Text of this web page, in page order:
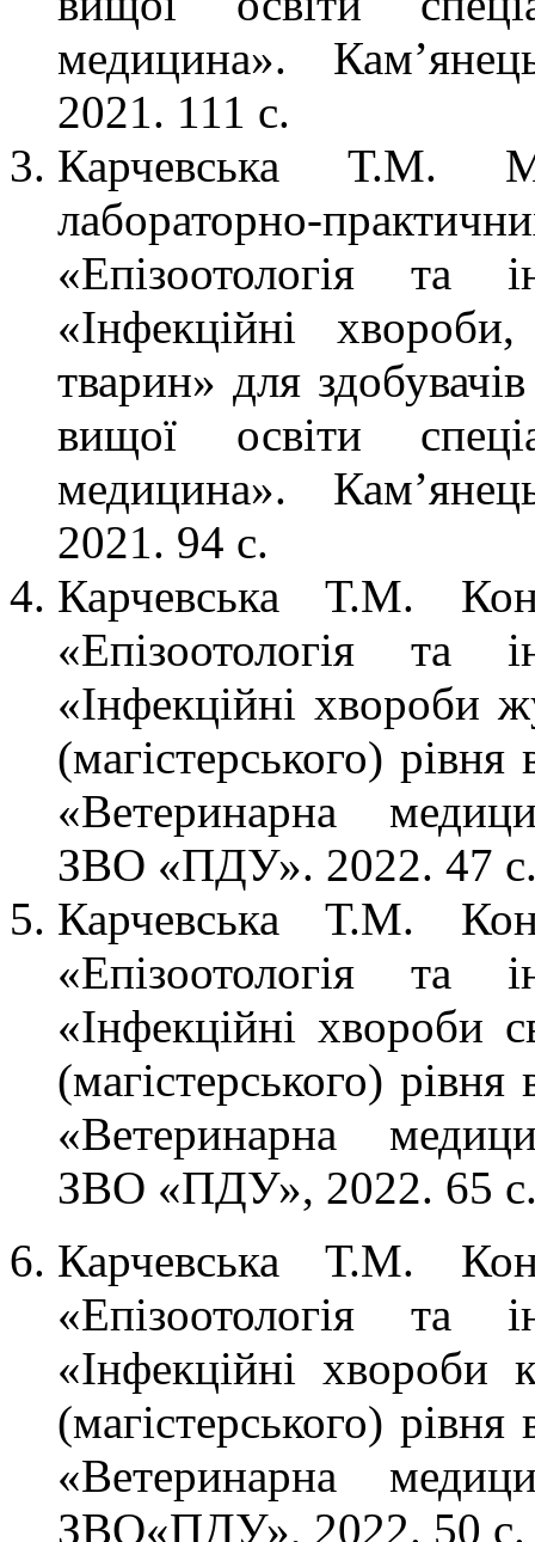
медицина».
2021. 111 с.
Карчевська Т.М.
лабораторно-
«Епізоотологія та
«Інфекційні
тварин» для
вищої освіти
медицина».
2021. 94 с.
Карчевська Т.М.
«Епізоотологія та
«Інфекційні хвороби
(магістерського)
«Ветеринарна
ЗВО «ПДУ». 2022. 47
Карчевська Т.М.
«Епізоотологія та
«Інфекційні хвороби
(магістерського)
«Ветеринарна
ЗВО «ПДУ», 2022. 65
Карчевська Т.М.
«Епізоотологія та
«Інфекційні хвороби
(магістерського)
«Ветеринарна
ЗВО«ПДУ», 2022. 50 с.